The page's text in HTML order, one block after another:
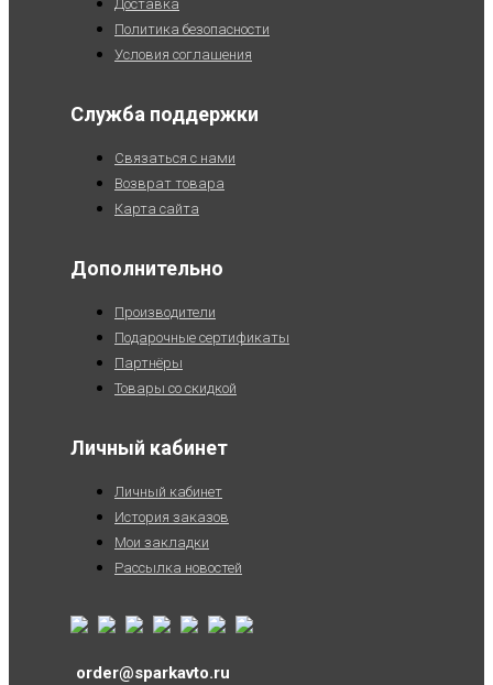
Доставка
Политика безопасности
Условия соглашения
Служба поддержки
Связаться с нами
Возврат товара
Карта сайта
Дополнительно
Производители
Подарочные сертификаты
Партнёры
Товары со скидкой
Личный кабинет
Личный кабинет
История заказов
Мои закладки
Рассылка новостей
order@sparkavto.ru